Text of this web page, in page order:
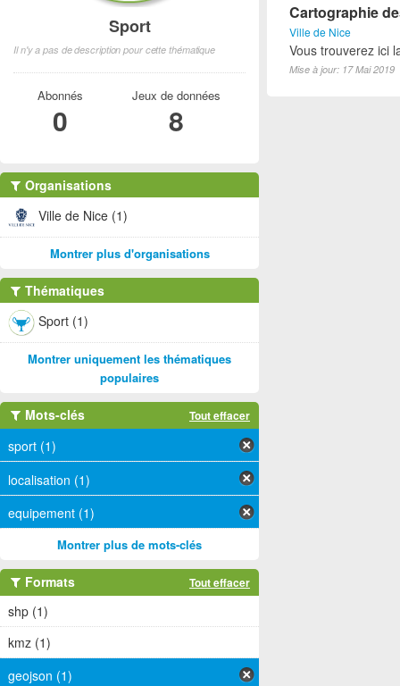
Cartographie
Ville de Nice
Vous trouverez ici
Mise à jour: 17 Mai 2019
Sport
Il n'y a pas de description pour cette thématique
Abonnés
0
Jeux de données
8
Organisations
Ville de Nice (1)
Montrer plus d'organisations
Thématiques
Sport (1)
Montrer uniquement les thématiques
populaires
Mots-clés Tout effacer
sport (1)
localisation (1)
equipement (1)
Montrer plus de mots-clés
Formats Tout effacer
shp (1)
kmz (1)
geojson (1)